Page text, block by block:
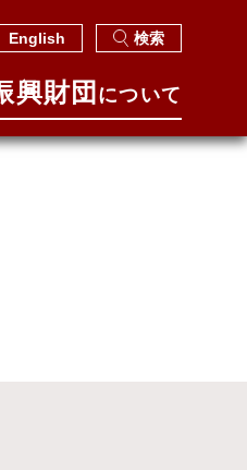
English 検索
興財団 について